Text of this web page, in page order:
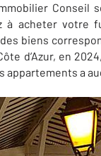
Conseil
à acheter votre
biens
d’Azur, en
appartements a